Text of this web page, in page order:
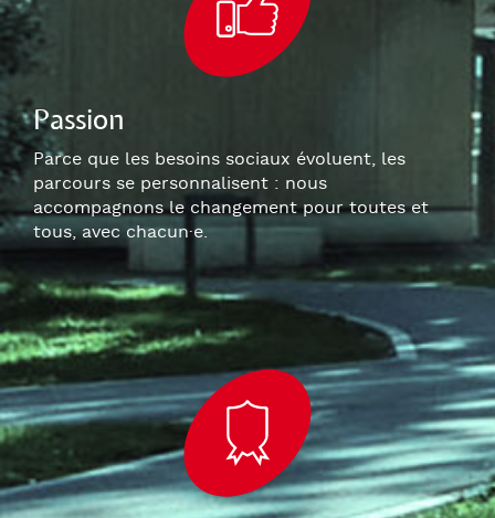
Passion
Parce que les besoins sociaux évoluent, les
parcours se personnalisent : nous
accompagnons le changement pour toutes et
tous, avec chacun·e.